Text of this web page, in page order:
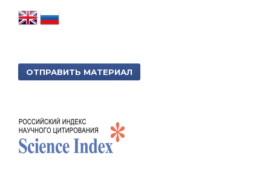
ОТПРАВИТЬ МАТЕРИАЛ